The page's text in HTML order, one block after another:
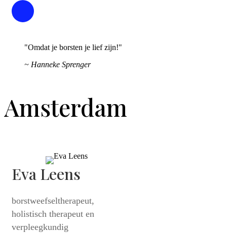
"Omdat je borsten je lief zijn!"
~ Hanneke Sprenger
Amsterdam
Eva Leens
borstweefseltherapeut,
holistisch therapeut en
verpleegkundig